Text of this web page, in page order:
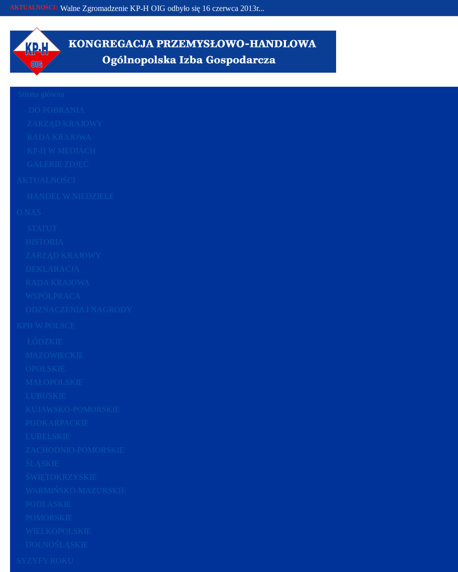
AKTUALNOŚCI: Walne Zgromadzenie KP-H OIG odbyło się 16 czerwca 2013r...
Od 2002 r. bronimy praw polskich przedsiębiorców...
Strona główna
DO POBRANIA
ZARZĄD KRAJOWY
RADA KRAJOWA
KP-H W MEDIACH
GALERIE ZDJĘĆ
AKTUALNOŚCI
HANDEL W NIEDZIELE
O NAS
STATUT
HISTORIA
ZARZĄD KRAJOWY
DEKLARACJA
RADA KRAJOWA
WSPÓŁPRACA
ODZNACZENIA I NAGRODY
KPH W POLSCE
ŁÓDZKIE
MAZOWIECKIE
OPOLSKIE
MAŁOPOLSKIE
LUBUSKIE
KUJAWSKO-POMORSKIE
PODKARPACKIE
LUBELSKIE
ZACHODNIO-POMORSKIE
ŚLĄSKIE
ŚWIĘTOKRZYSKIE
WARMIŃSKO-MAZURSKIE
PODLASKIE
POMORSKIE
WIELKOPOLSKIE
DOLNOŚLĄSKIE
SYZYFY ROKU